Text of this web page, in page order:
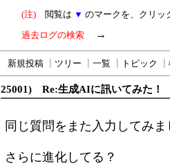
(注) 閲覧は ▼ のマークを、クリッ
過去ログの検索 →
新規投稿 ツリー 一覧 トピック
25001) Re:生成AIに訊いてみた！
同じ質問をまた入力してみま
さらに進化してる？